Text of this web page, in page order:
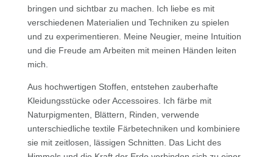
bringen und sichtbar zu machen. Ich liebe es mit
verschiedenen Materialien und Techniken zu spielen
und zu experimentieren. Meine Neugier, meine Intuition
und die Freude am Arbeiten mit meinen Händen leiten
mich.
Aus hochwertigen Stoffen, entstehen zauberhafte
Kleidungsstücke oder Accessoires. Ich färbe mit
Naturpigmenten, Blättern, Rinden, verwende
unterschiedliche textile Färbetechniken und kombiniere
sie mit zeitlosen, lässigen Schnitten. Das Licht des